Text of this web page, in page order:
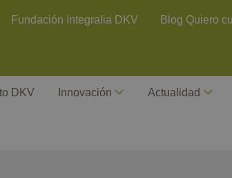
Fundación Integralia DKV Blog Quiero
DKV Innovación Actualidad